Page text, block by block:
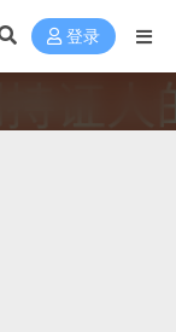
登录